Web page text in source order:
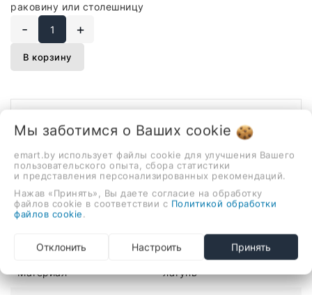
раковину или столешницу
- +
В корзину
однорычажный смеситель для мойки, монтаж на
раковину или столешницу
ХАРАКТЕРИСТИКИ
отверстий
Материал латунь
Мы заботимся о Ваших cookie
emart.by использует файлы cookie для улучшения Вашего
пользовательского опыта, сбора статистики
и представления персонализированных рекомендаций.
Нажав «Принять», Вы даете согласие на обработку
файлов cookie в соответствии с Политикой обработки
файлов cookie
Отклонить Настроить Принять